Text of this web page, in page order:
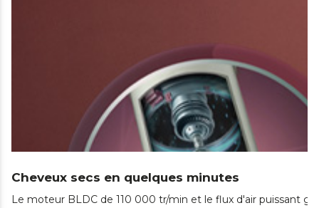
Cheveux secs en quelques minutes
Le moteur BLDC de 110 000 tr/min et le flux d'air puissant